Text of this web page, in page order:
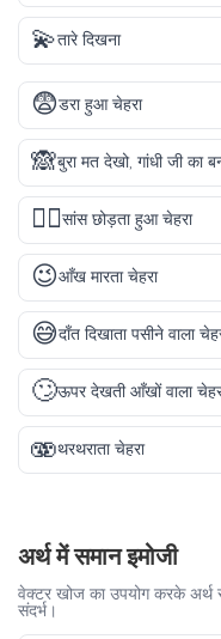
💫तारे दिखना
😨डरा हुआ चेहरा
🙈बुरा मत देखो, गांधी जी का
😮‍💨सांस छोड़ता हुआ चेहरा
😉आँख मारता चेहरा
😅दाँत दिखाता पसीने वाला
🙄ऊपर देखती आँखों वाला
🫨थरथराता चेहरा
अर्थ में समान इमोजी
वेक्टर खोज का उपयोग करके अर्थ
संदर्भ।